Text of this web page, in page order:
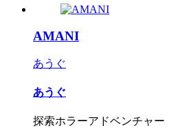
AMANI
あうぐ
あうぐ
探索ホラーアドベンチャー